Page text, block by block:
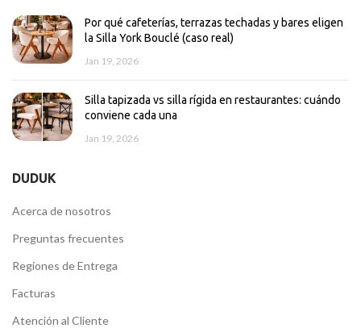
Por qué cafeterías, terrazas techadas y bares eligen
la Silla York Bouclé (caso real)
Jan 19, 2026
Silla tapizada vs silla rígida en restaurantes: cuándo
conviene cada una
Jan 19, 2026
DUDUK
Acerca de nosotros
Preguntas frecuentes
Regiones de Entrega
Facturas
Atención al Cliente